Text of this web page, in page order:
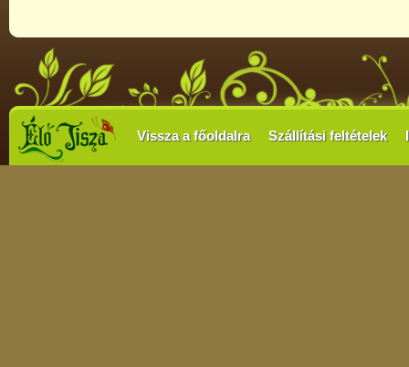
Vissza a főoldalra Szállítási feltételek